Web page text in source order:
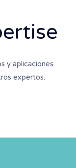
y aplicaciones
expertos.